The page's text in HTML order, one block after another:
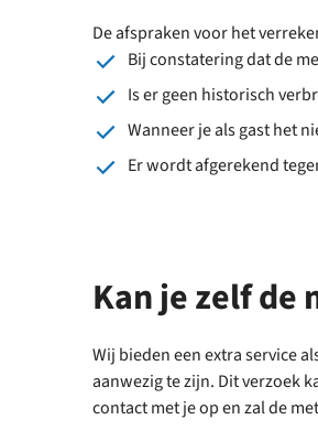
De afspraken voor het
Bij constatering dat de
Is er geen historisch
Wanneer je als gast het
Er wordt afgerekend
Kan je zelf
Wij bieden een extra service
aanwezig te zijn. Dit verzoek
contact met je op en zal de